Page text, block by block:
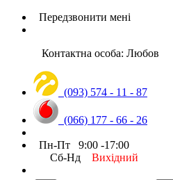
Передзвонити мені
Контактна особа: Любов
(093) 574 - 11 - 87
(066) 177 - 66 - 26
Пн-Пт 9:00 -17:00
Сб-Нд Вихідний